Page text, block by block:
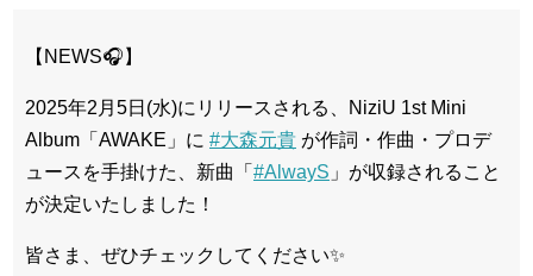
【NEWS🎧】
2025年2月5日(水)にリリースされる、NiziU 1st Mini
Album「AWAKE」に #大森元貴 が作詞・作曲・プロデ
ュースを手掛けた、新曲「 #AlwayS 」が収録されること
が決定いたしました！
皆さま、ぜひチェックしてください✨